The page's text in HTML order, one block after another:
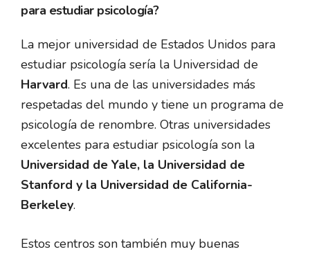
para estudiar psicología?
La mejor universidad de Estados Unidos para
estudiar psicología sería la Universidad de
Harvard. Es una de las universidades más
respetadas del mundo y tiene un programa de
psicología de renombre. Otras universidades
excelentes para estudiar psicología son la
Universidad de Yale, la Universidad de
Stanford y la Universidad de California-
Berkeley.
Estos centros son también muy buenas